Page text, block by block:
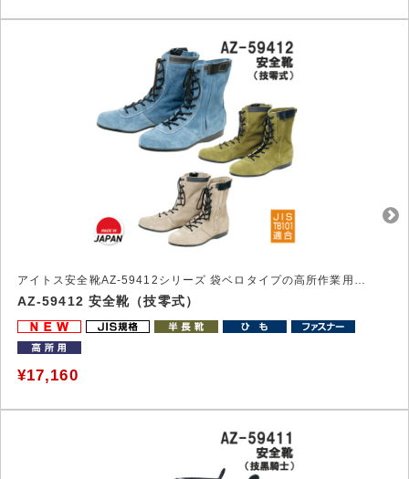
AZ-59412 安全靴（技零式）
¥17,160